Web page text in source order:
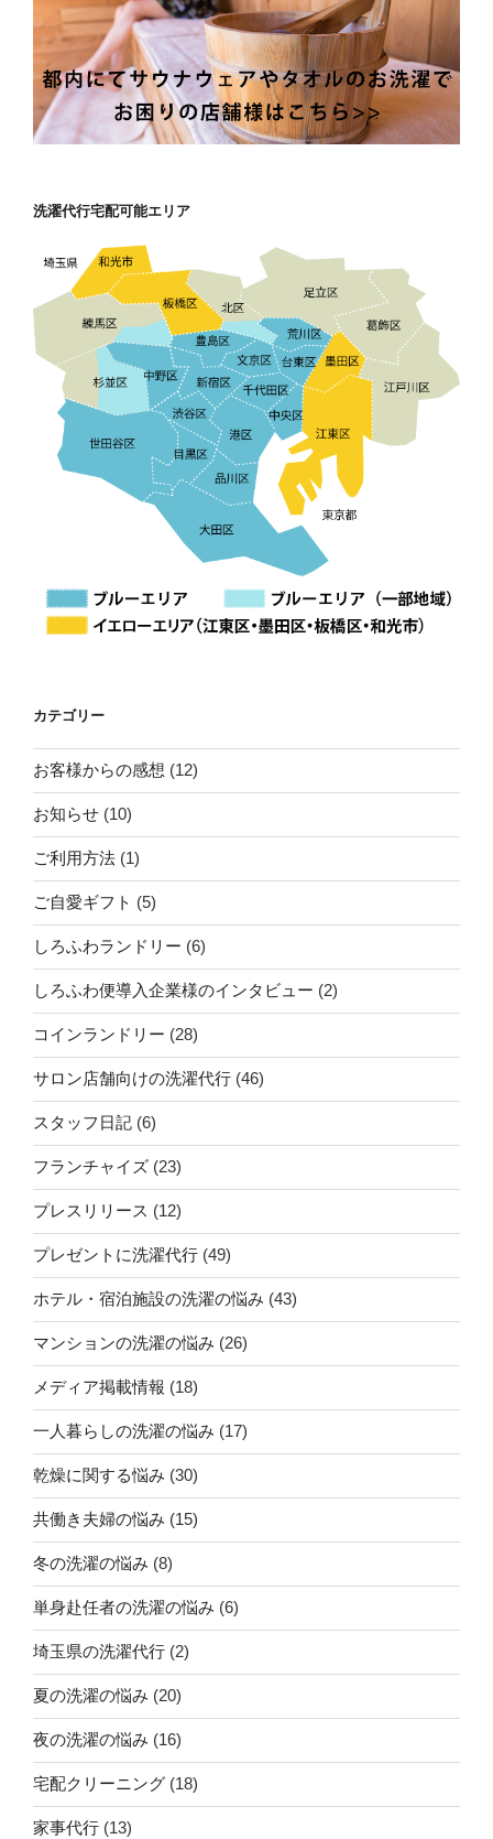
洗濯代行宅配可能エリア
カテゴリー
お客様からの感想 (12)
お知らせ (10)
ご利用方法 (1)
ご自愛ギフト (5)
しろふわランドリー (6)
しろふわ便導入企業様のインタビュー (2)
コインランドリー (28)
サロン店舗向けの洗濯代行 (46)
スタッフ日記 (6)
フランチャイズ (23)
プレスリリース (12)
プレゼントに洗濯代行 (49)
ホテル・宿泊施設の洗濯の悩み (43)
マンションの洗濯の悩み (26)
メディア掲載情報 (18)
一人暮らしの洗濯の悩み (17)
乾燥に関する悩み (30)
共働き夫婦の悩み (15)
冬の洗濯の悩み (8)
単身赴任者の洗濯の悩み (6)
埼玉県の洗濯代行 (2)
夏の洗濯の悩み (20)
夜の洗濯の悩み (16)
宅配クリーニング (18)
家事代行 (13)